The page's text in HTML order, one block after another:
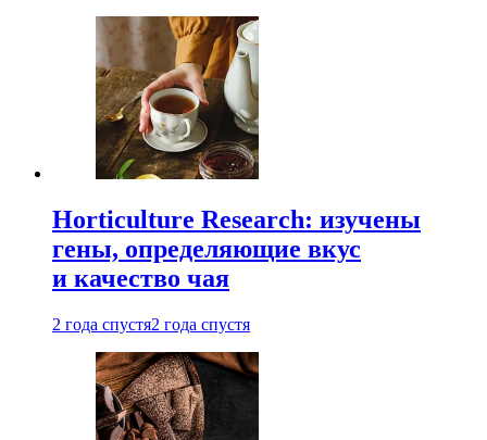
Horticulture Research: изучены
гены, определяющие вкус
и качество чая
2 года спустя2 года спустя